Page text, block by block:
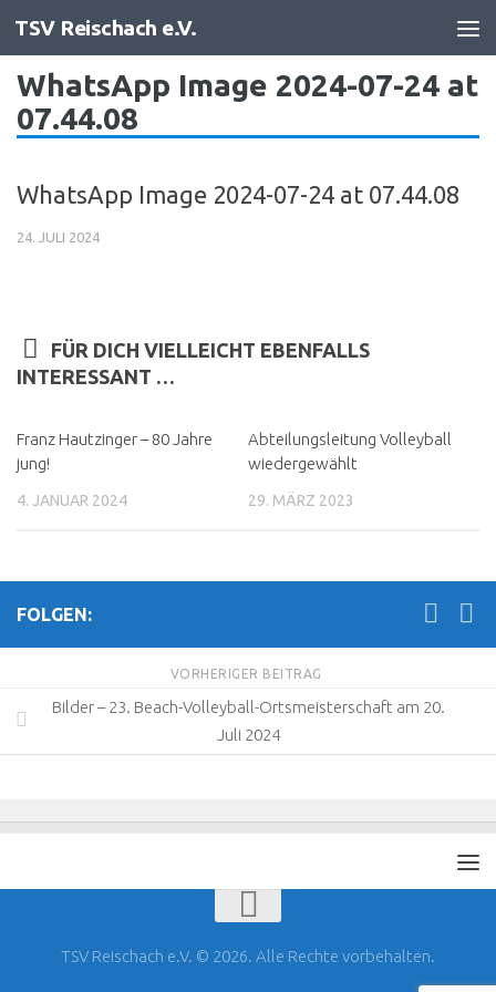
Zum Inhalt springen
TSV Reischach e.V.
WhatsApp Image 2024-07-24 at
07.44.08
WhatsApp Image 2024-07-24 at 07.44.08
24. JULI 2024
FÜR DICH VIELLEICHT EBENFALLS
INTERESSANT …
Franz Hautzinger – 80 Jahre
jung!
4. JANUAR 2024
Abteilungsleitung Volleyball
wiedergewählt
29. MÄRZ 2023
FOLGEN:
VORHERIGER BEITRAG
Bilder – 23. Beach-Volleyball-Ortsmeisterschaft am 20.
Juli 2024
TSV Reischach e.V. © 2026. Alle Rechte vorbehalten.